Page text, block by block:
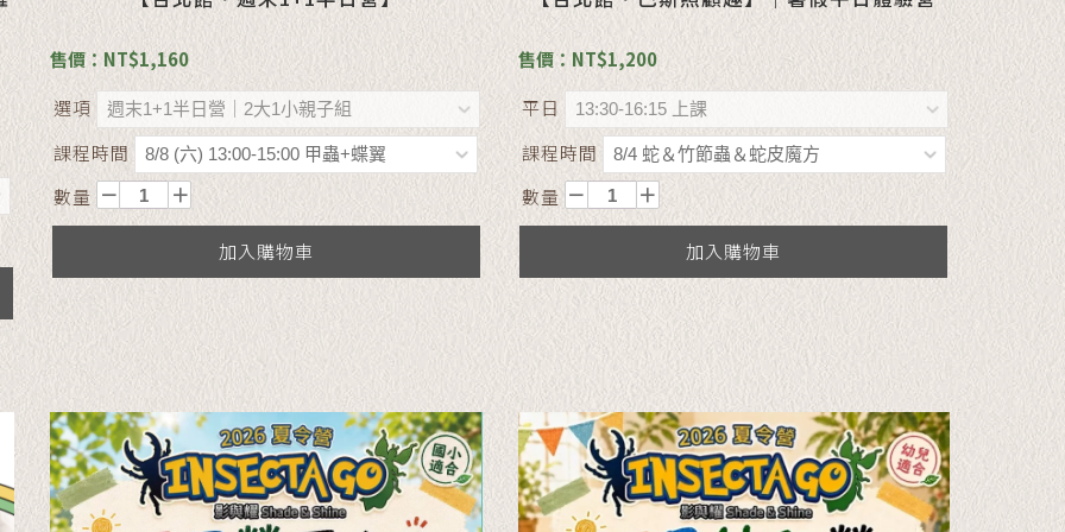
售價：NT$1,160
選項
課程時間
數量
加入購物車
售價：NT$1,200
平日
課程時間
數量
加入購物車